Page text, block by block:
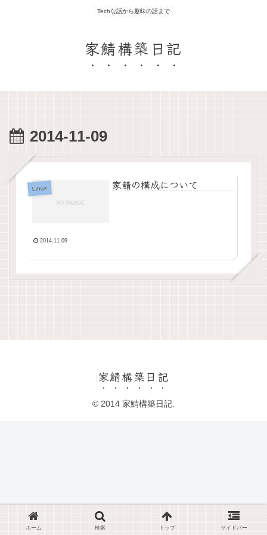
Techな話から趣味の話まで
家鯖構築日記
2014-11-09
Linux 家鯖の構成について
2014.11.09
家鯖構築日記
© 2014 家鯖構築日記.
ホーム 検索 トップ サイドバー